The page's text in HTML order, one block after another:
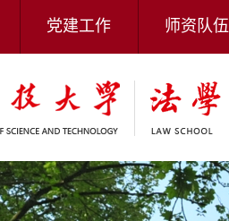
党建工作 师资队伍